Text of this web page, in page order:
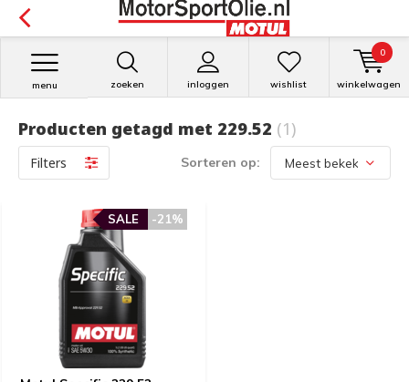
zoeken inloggen
menu wishlist winkelwagen
0
Producten getagd met 229.52 (1)
Filters Sorteren op:
-21%
SALE